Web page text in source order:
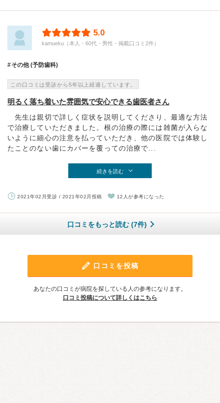
5.0
kamueku（本人・60代・男性・掲載口コミ2件）
その他 (予防歯科)
この口コミは受診から5年以上経過しています。
明るく落ち着いた雰囲気で安心できる歯医者さん
先生は親切で詳しく症状を説明してくださり、最適な方法
で治療していただきました。根の治療の際には雑菌が入らな
いように細心の注意を払っていただき、他の医院では体験し
たことのない歯にカバーを覆っての治療で...
続きを読む
2021年02月受診 / 2021年02月投稿 12人が参考になった
口コミをもっと読む (7件)
口コミを投稿
あなたの口コミが病院を探している人の参考になります。
口コミ投稿について詳しくはこちら